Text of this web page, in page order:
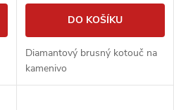
DO KOŠÍKU
Diamantový brusný kotouč na
kamenivo